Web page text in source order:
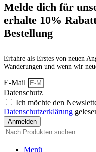
Melde dich für
erhalte 10%
Bestellung
Erfahre als Erstes von neuen
Wanderungen und wenn wir
E-Mail
Datenschutz
Ich möchte den
Datenschutzerklärung
Anmelden
Menü